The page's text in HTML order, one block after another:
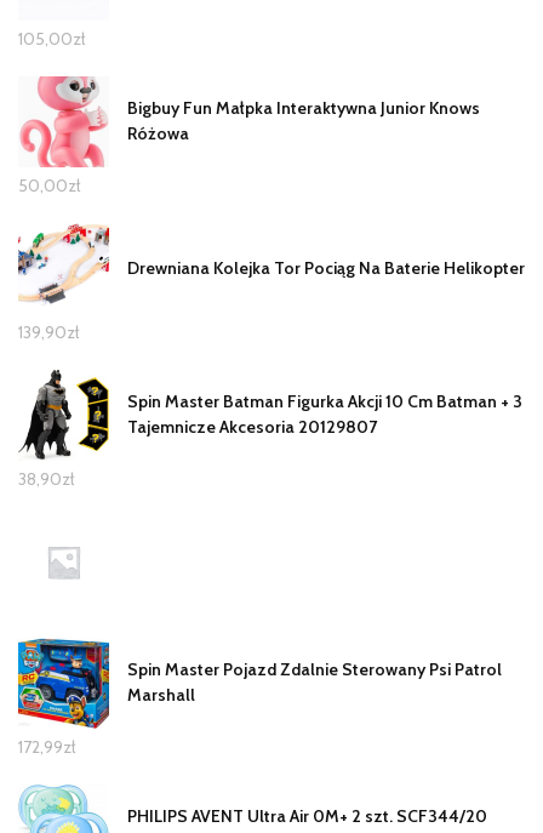
105,00zł
Bigbuy Fun Małpka Interaktywna Junior Knows
Różowa
50,00zł
Drewniana Kolejka Tor Pociąg Na Baterie Helikopter
139,90zł
Spin Master Batman Figurka Akcji 10 Cm Batman + 3
Tajemnicze Akcesoria 20129807
38,90zł
Spin Master Pojazd Zdalnie Sterowany Psi Patrol
Marshall
172,99zł
PHILIPS AVENT Ultra Air 0M+ 2 szt. SCF344/20